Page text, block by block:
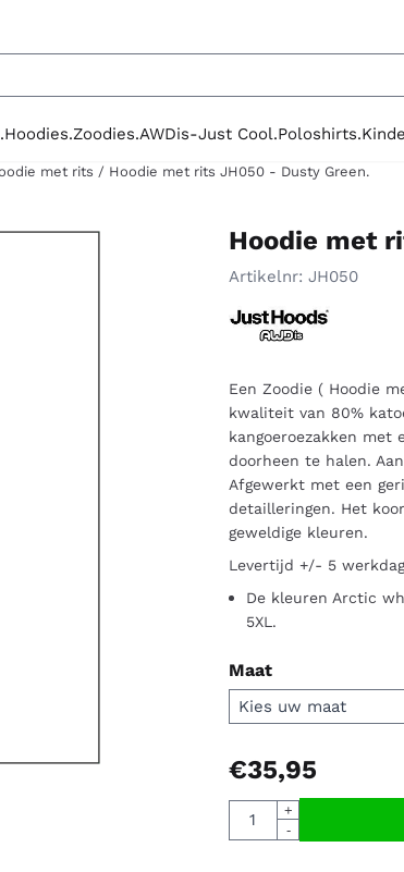
Hoodies.Zoodies.AWDis-Just Cool.Poloshirts.
met rits / Hoodie met rits JH050 - Dusty Green.
Hoodie met
Artikelnr: JH050
Een Zoodie ( Hoodie
kwaliteit van 80%
kangoeroezakken met
doorheen te halen.
Afgewerkt met een
detailleringen. Het
geweldige kleuren.
Levertijd +/- 5
De kleuren Arctic
5XL.
Maat
€35,95
Aantal
+
-